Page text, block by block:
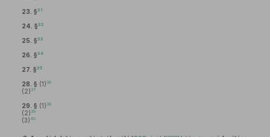
23. §31
24. §32
25. §33
26. §34
27. §35
28. § (1) 36
(2) 37
29. § (1) 38
(2) 39
(3)40